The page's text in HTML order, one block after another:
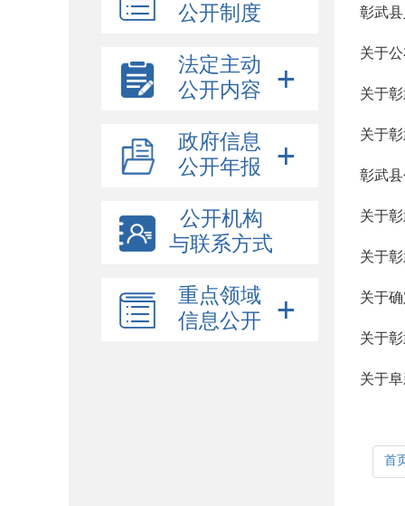
公开制度
法定主动
公开内容
政府信息
公开年报
公开机构
与联系方式
重点领域
信息公开
关于
关于
彰武
关于
关于
关于
关于
关于
首